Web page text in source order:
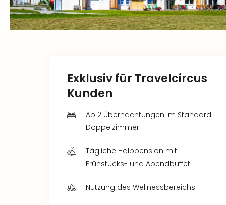
Exklusiv für Travelcircus
Kunden
Ab 2 Übernachtungen im Standard
Doppelzimmer
Tägliche Halbpension mit
Frühstücks- und Abendbuffet
Nutzung des Wellnessbereichs